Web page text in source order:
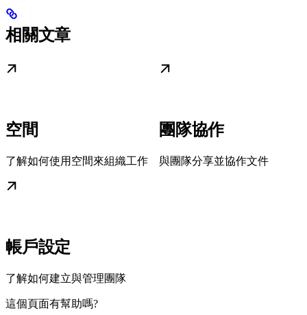
相關文章
空間
了解如何使用空間來組織工作
團隊協作
與團隊分享並協作文件
帳戶設定
了解如何建立與管理團隊
這個頁面有幫助嗎?